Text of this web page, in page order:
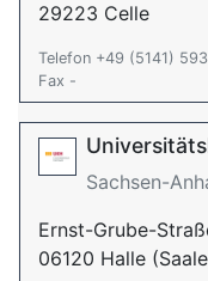
29223 Celle
Telefon +49 (5141)
Fax -
Sachsen-
Ernst-Grube-
06120 Halle